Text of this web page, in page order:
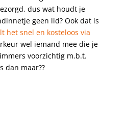
dus wat houdt je
geen lid? Ook dat is
het snel en kosteloos via
wel iemand mee die je
voorzichtig m.b.t.
dan maar??